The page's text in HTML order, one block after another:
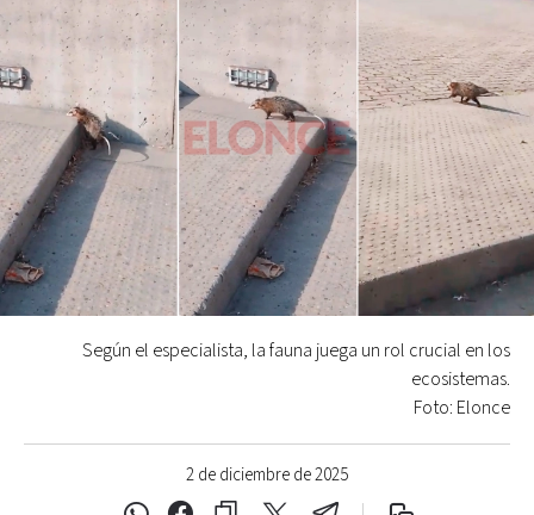
2 de diciembre de 2025
Según el especialista, la fauna juega un rol crucial en los
ecosistemas.
Foto: Elonce